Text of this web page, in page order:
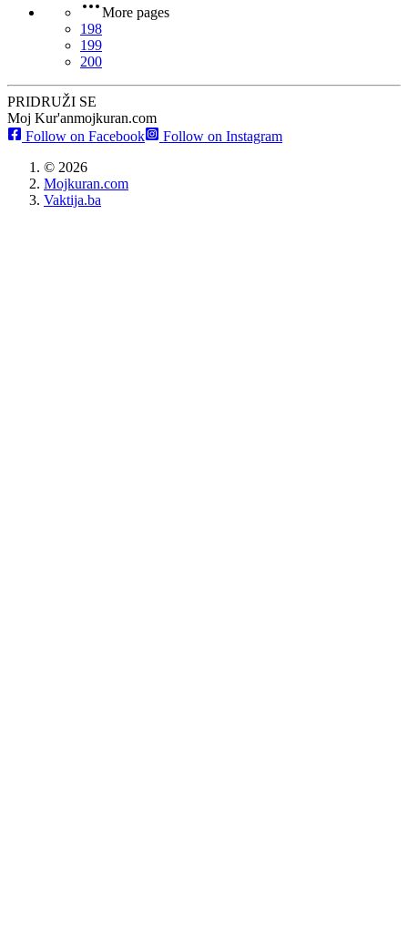
More pages
198
199
200
PRIDRUŽI SE
Moj Kur'anmojkuran.com
Follow on Facebook
Follow on Instagram
© 2026
Mojkuran.com
Vaktija.ba